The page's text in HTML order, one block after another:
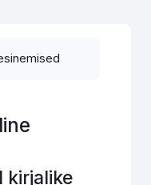
kirjalike